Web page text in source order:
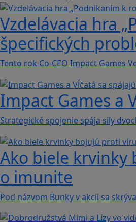
Vzdelávacia hra
špecifických
Tento rok Co-CEO Impact Games
Impact Games a
Strategické spojenie spája sily
Ako biele krvinky
o imunite
Pod názvom Bunky v akcii sa